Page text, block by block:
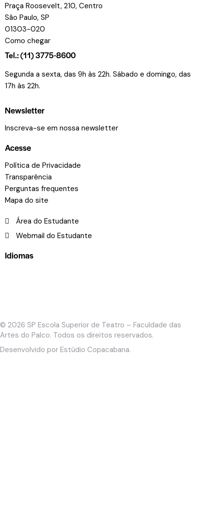
Praça Roosevelt, 210, Centro
São Paulo, SP
01303-020
Como chegar
Tel.: (11) 3775-8600
Segunda a sexta, das 9h às 22h. Sábado e domingo, das
17h às 22h.
Newsletter
Inscreva-se em nossa newsletter
Acesse
Política de Privacidade
Transparência
Perguntas frequentes
Mapa do site
Área do Estudante
Webmail do Estudante
Idiomas
© 2026 SP Escola Superior de Teatro – Faculdade das
Artes do Palco. Todos os direitos reservados.
Desenvolvido por Estúdio Copacabana.